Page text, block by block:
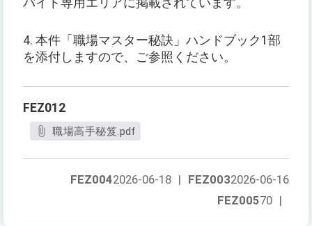
バイト専用エリアに掲載されています。
4. 本件「職場マスター秘訣」ハンドブック1部
を添付しますので、ご参照ください。
FEZ012
職場高手秘笈.pdf
FEZ0032026-06-16
FEZ0042026-06-18 |
FEZ00570 |